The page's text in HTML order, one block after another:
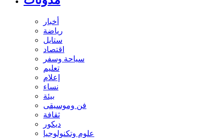
أخبار
رياضة
ستايل
اقتصاد
سياحة وسفر
تعليم
إعلام
نساء
بيئة
فن وموسيقى
ثقافة
ديكور
علوم وتكنولوجيا